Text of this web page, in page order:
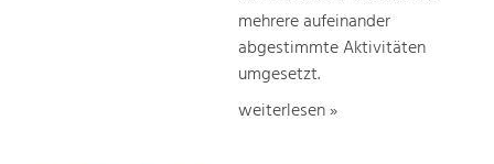
mehrere aufeinander
abgestimmte Aktivitäten
umgesetzt.
weiterlesen »